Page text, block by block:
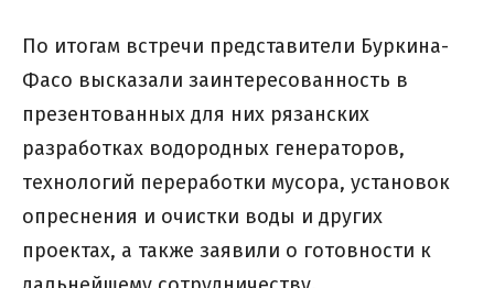
По итогам встречи представители Буркина-
Фасо высказали заинтересованность в
презентованных для них рязанских
разработках водородных генераторов,
технологий переработки мусора, установок
опреснения и очистки воды и других
проектах, а также заявили о готовности к